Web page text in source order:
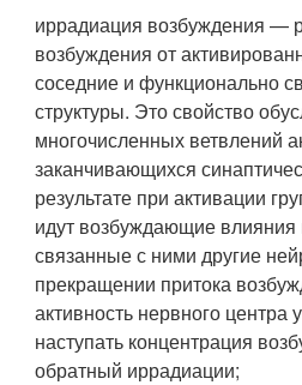
иррадиация возбуждения —
возбуж­дения от
соседние и функ­ционально
структуры. Это свойство
многочисленных ветвлений
заканчивающихся
результате при активации
идут возбуждающие вли­яния
связанные с ними другие
прекращении притока
активность нервного
наступать концентрация
обратный иррадиации;